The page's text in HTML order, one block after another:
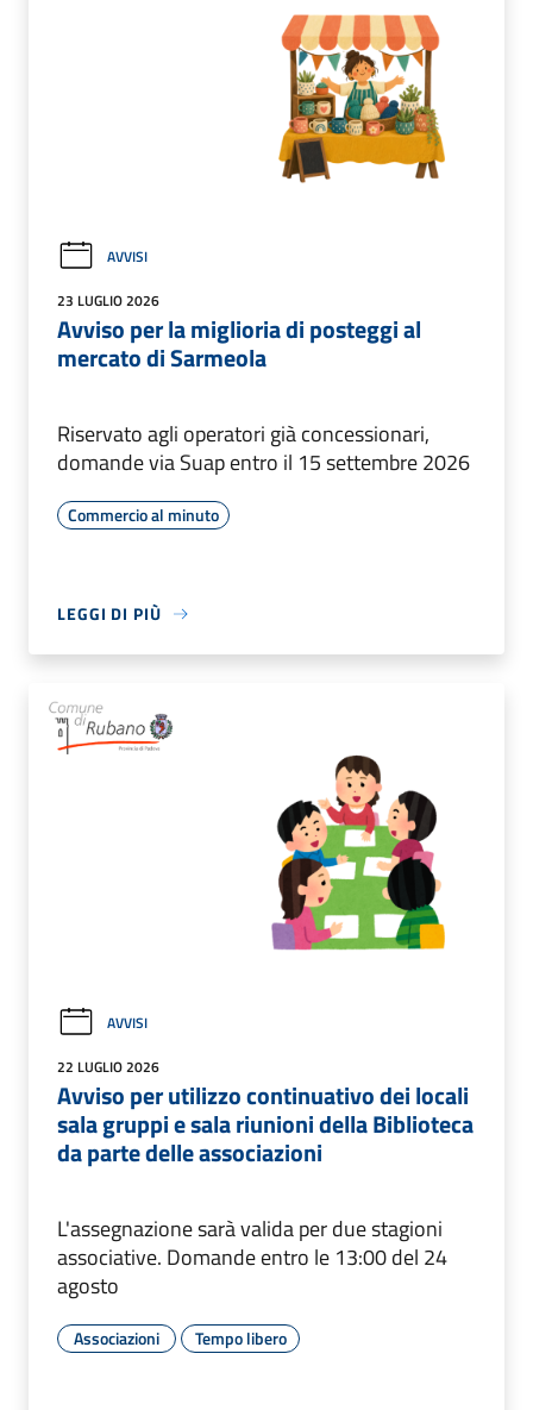
AVVISI
23 LUGLIO 2026
Avviso per la miglioria di posteggi al
mercato di Sarmeola
Riservato agli operatori già concessionari,
domande via Suap entro il 15 settembre 2026
Commercio al minuto
LEGGI DI PIÙ
AVVISI
22 LUGLIO 2026
Avviso per utilizzo continuativo dei locali
sala gruppi e sala riunioni della Biblioteca
da parte delle associazioni
L'assegnazione sarà valida per due stagioni
associative. Domande entro le 13:00 del 24
agosto
Associazioni Tempo libero